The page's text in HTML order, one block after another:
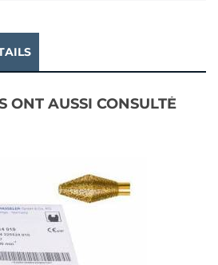
ONT AUSSI CONSULTÉ